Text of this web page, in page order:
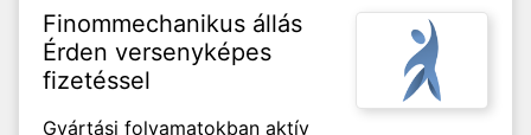
Finommechanikus állás
Érden versenyképes
fizetéssel
Gyártási folyamatokban aktív